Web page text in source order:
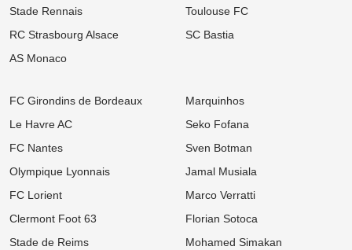
turque !
11:00 Ligue 1
Mercato Rennes : « Ce n’est pas mon style », un flop estival flingue
OL : Effectif à retoucher, latéraux ciblés... Le mercato lyonnais
s'embrase avant le retour contre le Sparta Prague
09:00 Ligue 2
s'enflamme pour les ex-Verts !
08:00 Ligue 1
Mercato LOSC : Feyenoord repousse les offensives lilloises pour
son prodige néerlandais
Stade Rennais
RC Strasbourg Alsace
AS Monaco
Toulouse FC
SC Bastia
FC Girondins de Bordeaux
Le Havre AC
FC Nantes
Olympique Lyonnais
FC Lorient
Clermont Foot 63
Stade de Reims
Marquinhos
Seko Fofana
Sven Botman
Jamal Musiala
Marco Verratti
Florian Sotoca
Mohamed Simakan